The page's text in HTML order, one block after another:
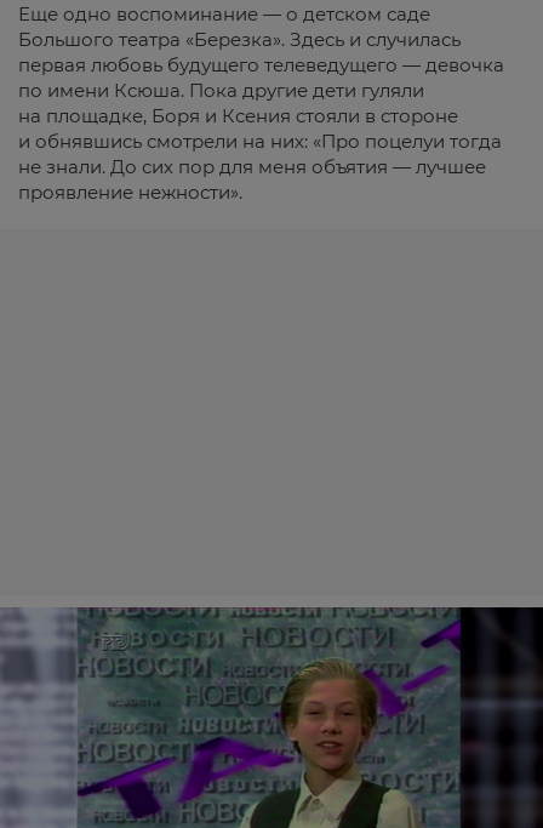
Еще одно воспоминание — о детском саде
Большого театра «Березка». Здесь и случилась
первая любовь будущего телеведущего — девочка
по имени Ксюша. Пока другие дети гуляли
на площадке, Боря и Ксения стояли в стороне
и обнявшись смотрели на них: «Про поцелуи тогда
не знали. До сих пор для меня объятия — лучшее
проявление нежности».